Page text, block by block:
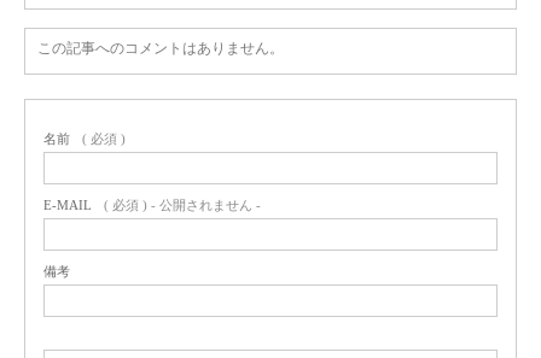
この記事へのコメントはありません。
名前 ( 必須 )
E-MAIL ( 必須 ) - 公開されません -
備考